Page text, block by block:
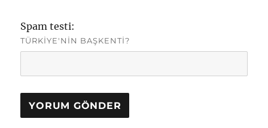
Spam testi:
TÜRKIYE'NIN BAŞKENTI?